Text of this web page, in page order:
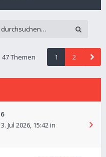
47 Themen 1 2
Jul 2026, 15:42in